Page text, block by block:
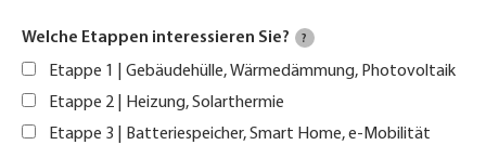
Welche Etappen interessieren Sie? ?
Etappe 1 | Gebäudehülle, Wärmedämmung, Photovoltaik
Etappe 2 | Heizung, Solarthermie
Etappe 3 | Batteriespeicher, Smart Home, e-Mobilität